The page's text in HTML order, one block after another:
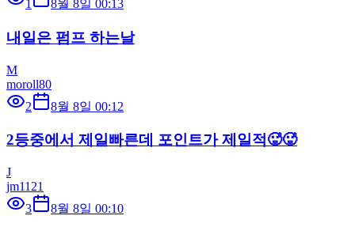
1
8월 8일 00:13
내일은 펌프 하는날
M
moroll80
2
8월 8일 00:12
2등중에서 제일빠른데 포인트가 제일적🥵🥵
J
jm1121
3
8월 8일 00:10